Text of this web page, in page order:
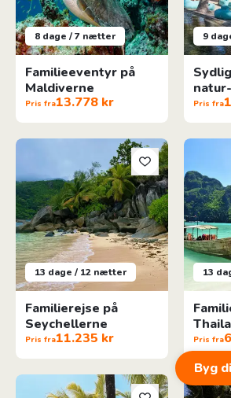
Byg
8 dage / 7 nætter
Familieeventyr på
Maldiverne
Pris fra13.778 kr
9
Pris fra
13 dage / 12 nætter
Familierejse på
Seychellerne
Pris fra11.235 kr
Familierejse på Seychellerne
13
Pris fra
Luksus Familieeventyr På Mauritius